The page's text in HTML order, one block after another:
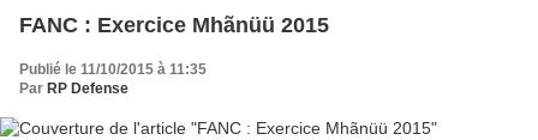
FANC : Exercice Mhãnüü 2015
Publié le 11/10/2015 à 11:35
Par RP Defense